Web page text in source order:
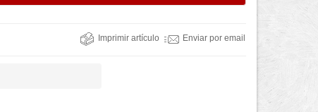
Imprimir artículo Enviar por email